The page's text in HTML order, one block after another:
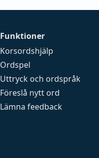
Funktioner
Korsordshjälp
Ordspel
Uttryck och ordspråk
Föreslå nytt ord
Lämna feedback